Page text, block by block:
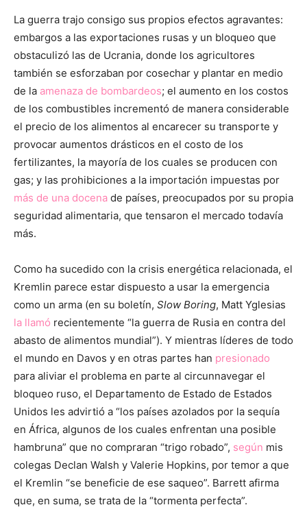
La guerra trajo consigo sus propios efectos agravantes:
embargos a las exportaciones rusas y un bloqueo que
obstaculizó las de Ucrania, donde los agricultores
también se esforzaban por cosechar y plantar en medio
de la amenaza de bombardeos; el aumento en los costos
de los combustibles incrementó de manera considerable
el precio de los alimentos al encarecer su transporte y
provocar aumentos drásticos en el costo de los
fertilizantes, la mayoría de los cuales se producen con
gas; y las prohibiciones a la importación impuestas por
más de una docena de países, preocupados por su propia
seguridad alimentaria, que tensaron el mercado todavía
más.
Como ha sucedido con la crisis energética relacionada, el
Kremlin parece estar dispuesto a usar la emergencia
como un arma (en su boletín, Slow Boring, Matt Yglesias
la llamó recientemente “la guerra de Rusia en contra del
abasto de alimentos mundial”). Y mientras líderes de todo
el mundo en Davos y en otras partes han presionado
para aliviar el problema en parte al circunnavegar el
bloqueo ruso, el Departamento de Estado de Estados
Unidos les advirtió a “los países azolados por la sequía
en África, algunos de los cuales enfrentan una posible
hambruna” que no compraran “trigo robado”, según mis
colegas Declan Walsh y Valerie Hopkins, por temor a que
el Kremlin “se beneficie de ese saqueo”. Barrett afirma
que, en suma, se trata de la “tormenta perfecta”.